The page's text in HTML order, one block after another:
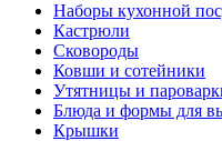
Наборы кухонной
Кастрюли
Сковороды
Ковши и сотейники
Утятницы и
Блюда и формы для
Крышки